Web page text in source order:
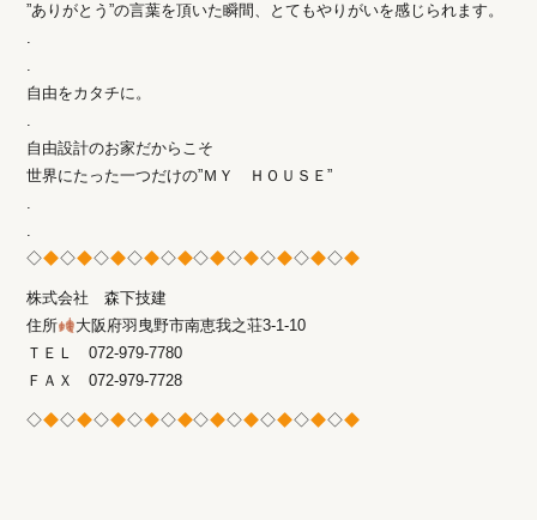
”ありがとう”の言葉を頂いた瞬間、とてもやりがいを感じられます。
.
.
自由をカタチに。
.
自由設計のお家だからこそ
世界にたった一つだけの”ＭＹ ＨＯＵＳＥ”
.
.
◇
◇ ◇ ◇ ◇ ◇ ◇ ◇ ◇ ◇
株式会社 森下技建
住所
大阪府羽曳野市南恵我之荘3-1-10
ＴＥＬ 072-979-7780
ＦＡＸ 072-979-7728
◇ ◇ ◇ ◇ ◇ ◇ ◇ ◇ ◇ ◇